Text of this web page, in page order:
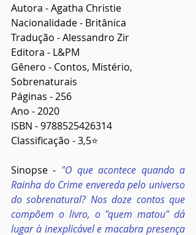
Autora - Agatha Christie
Nacionalidade - Britânica
Tradução - Alessandro Zir
Editora - L&PM
Gênero - Contos, Mistério,
Sobrenaturais
Páginas - 256
Ano - 2020
ISBN - 9788525426314
Classificação - 3,5⭐
Sinopse - "O que acontece quando a
Rainha do Crime envereda pelo universo
do sobrenatural? Nos doze contos que
compõem o livro, o "quem matou" dá
lugar à inexplicável e macabra presença